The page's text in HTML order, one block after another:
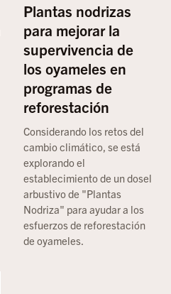
Plantas nodrizas
para mejorar la
supervivencia de
los oyameles en
programas de
reforestación
Considerando los retos del
cambio climático, se está
explorando el
establecimiento de un dosel
arbustivo de "Plantas
Nodriza" para ayudar a los
esfuerzos de reforestación
de oyameles.